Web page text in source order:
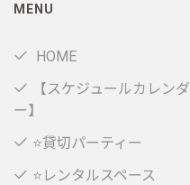
MENU
HOME
【スケジュールカレンダ
ー】
⭐貸切パーティー
⭐レンタルスペース